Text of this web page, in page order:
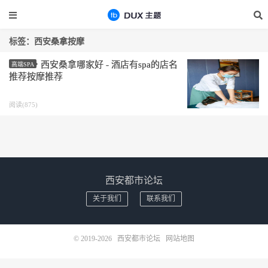
标签：西安桑拿按摩
高端SPA
西安桑拿哪家好 - 酒店有spa的店名
推荐按摩推荐
阅读(875)
西安都市论坛
关于我们 联系我们
© 2019-2026 西安都市论坛 网站地图